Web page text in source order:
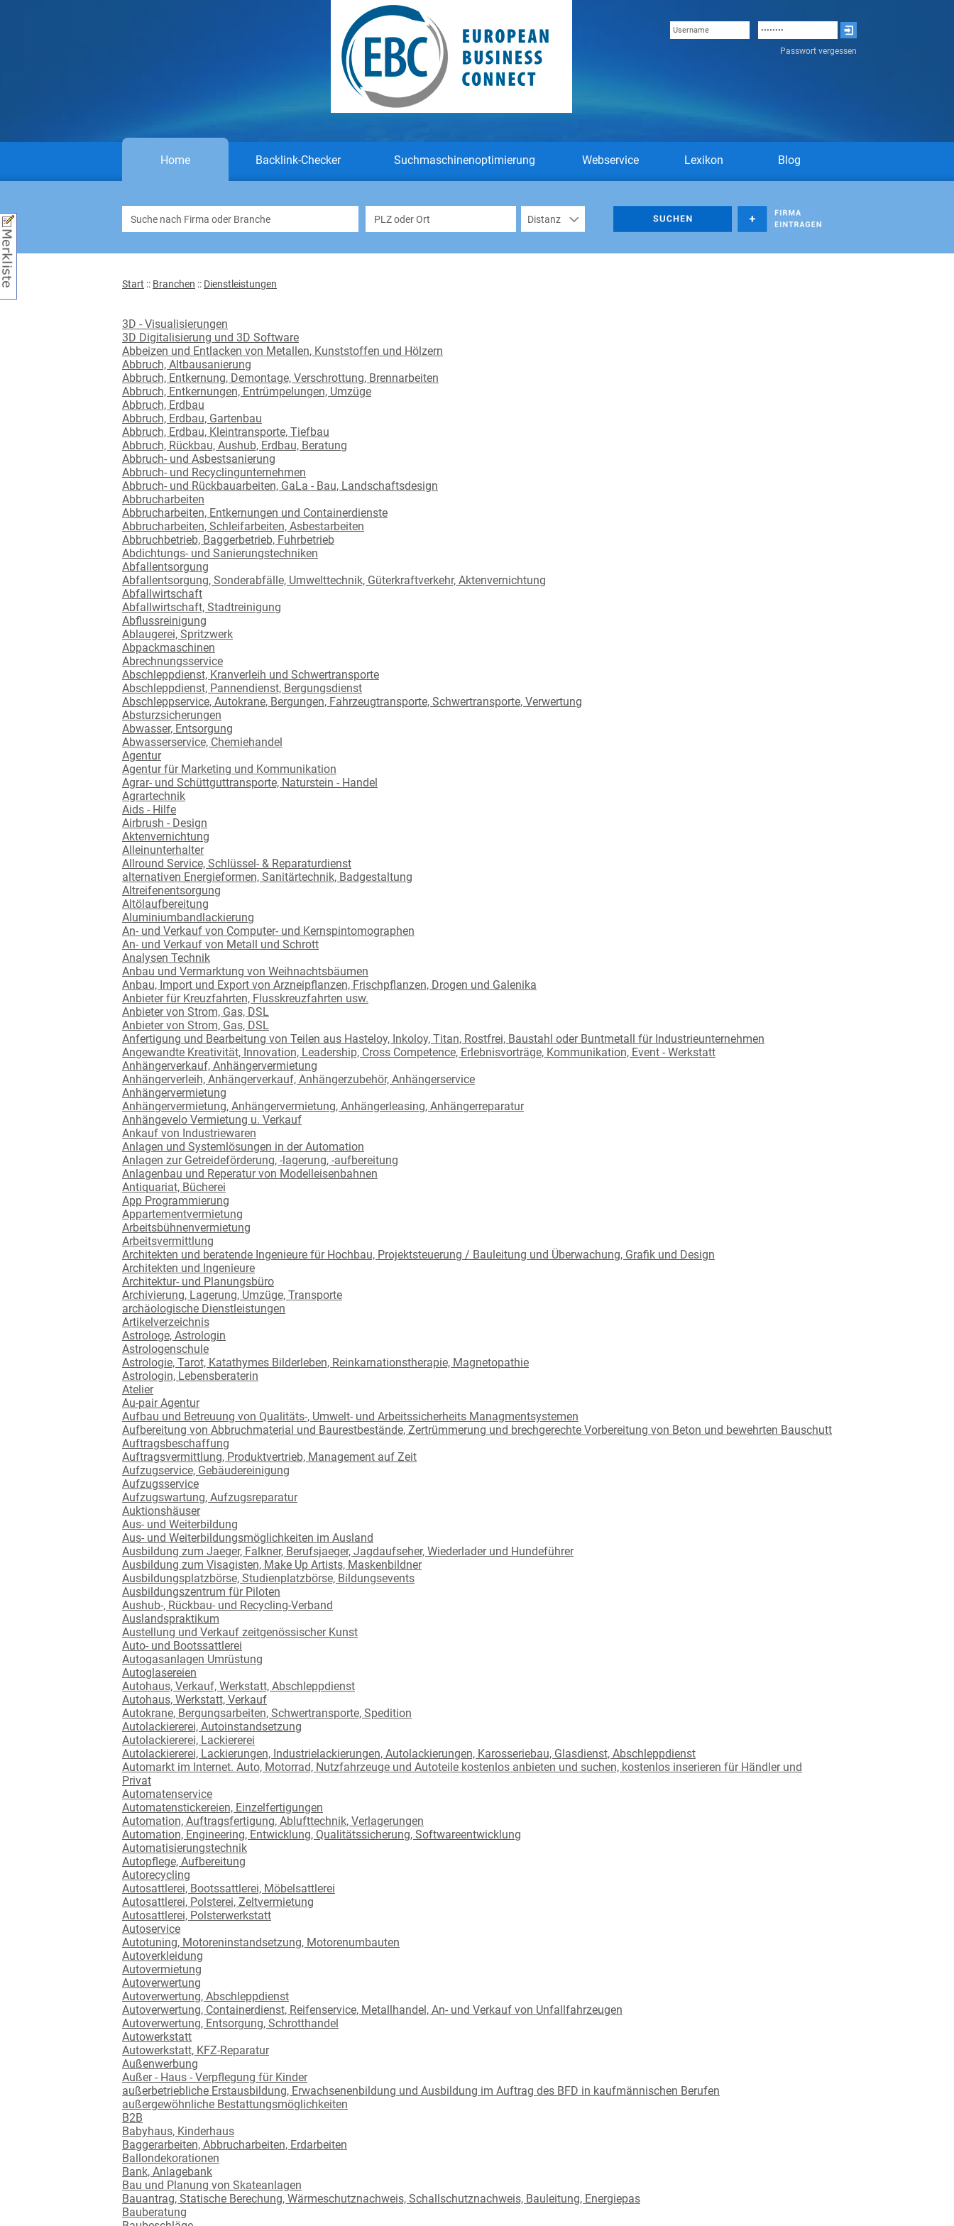
Passwort vergessen
Home Backlink-Checker Suchmaschinenoptimierung Webservice Lexikon Blog
Start :: Branchen :: Dienstleistungen
3D - Visualisierungen
3D Digitalisierung und 3D Software
Abbeizen und Entlacken von Metallen, Kunststoffen und Hölzern
Abbruch, Altbausanierung
Abbruch, Entkernung, Demontage, Verschrottung, Brennarbeiten
Abbruch, Entkernungen, Entrümpelungen, Umzüge
Abbruch, Erdbau
Abbruch, Erdbau, Gartenbau
Abbruch, Erdbau, Kleintransporte, Tiefbau
Abbruch, Rückbau, Aushub, Erdbau, Beratung
Abbruch- und Asbestsanierung
Abbruch- und Recyclingunternehmen
Abbruch- und Rückbauarbeiten, GaLa - Bau, Landschaftsdesign
Abbrucharbeiten
Abbrucharbeiten, Entkernungen und Containerdienste
Abbrucharbeiten, Schleifarbeiten, Asbestarbeiten
Abbruchbetrieb, Baggerbetrieb, Fuhrbetrieb
Abdichtungs- und Sanierungstechniken
Abfallentsorgung
Abfallentsorgung, Sonderabfälle, Umwelttechnik, Güterkraftverkehr, Aktenvernichtung
Abfallwirtschaft
Abfallwirtschaft, Stadtreinigung
Abflussreinigung
Ablaugerei, Spritzwerk
Abpackmaschinen
Abrechnungsservice
Abschleppdienst, Kranverleih und Schwertransporte
Abschleppdienst, Pannendienst, Bergungsdienst
Abschleppservice, Autokrane, Bergungen, Fahrzeugtransporte, Schwertransporte, Verwertung
Absturzsicherungen
Abwasser, Entsorgung
Abwasserservice, Chemiehandel
Agentur
Agentur für Marketing und Kommunikation
Agrar- und Schüttguttransporte, Naturstein - Handel
Agrartechnik
Aids - Hilfe
Airbrush - Design
Aktenvernichtung
Alleinunterhalter
Allround Service, Schlüssel- & Reparaturdienst
alternativen Energieformen, Sanitärtechnik, Badgestaltung
Altreifenentsorgung
Altölaufbereitung
Aluminiumbandlackierung
An- und Verkauf von Computer- und Kernspintomographen
An- und Verkauf von Metall und Schrott
Analysen Technik
Anbau und Vermarktung von Weihnachtsbäumen
Anbau, Import und Export von Arzneipflanzen, Frischpflanzen, Drogen und Galenika
Anbieter für Kreuzfahrten, Flusskreuzfahrten usw.
Anbieter von Strom, Gas, DSL
Anbieter von Strom, Gas, DSL
Anfertigung und Bearbeitung von Teilen aus Hasteloy, Inkoloy, Titan, Rostfrei, Baustahl oder Buntmetall für Industrieunternehmen
Angewandte Kreativität, Innovation, Leadership, Cross Competence, Erlebnisvorträge, Kommunikation, Event - Werkstatt
Anhängerverkauf, Anhängervermietung
Anhängerverleih, Anhängerverkauf, Anhängerzubehör, Anhängerservice
Anhängervermietung
Anhängervermietung, Anhängervermietung, Anhängerleasing, Anhängerreparatur
Anhängevelo Vermietung u. Verkauf
Ankauf von Industriewaren
Anlagen und Systemlösungen in der Automation
Anlagen zur Getreideförderung, -lagerung, -aufbereitung
Anlagenbau und Reperatur von Modelleisenbahnen
Antiquariat, Bücherei
App Programmierung
Appartementvermietung
Arbeitsbühnenvermietung
Arbeitsvermittlung
Architekten und beratende Ingenieure für Hochbau, Projektsteuerung / Bauleitung und Überwachung, Grafik und Design
Architekten und Ingenieure
Architektur- und Planungsbüro
Archivierung, Lagerung, Umzüge, Transporte
archäologische Dienstleistungen
Artikelverzeichnis
Astrologe, Astrologin
Astrologenschule
Astrologie, Tarot, Katathymes Bilderleben, Reinkarnationstherapie, Magnetopathie
Astrologin, Lebensberaterin
Atelier
Au-pair Agentur
Aufbau und Betreuung von Qualitäts-, Umwelt- und Arbeitssicherheits Managmentsystemen
Aufbereitung von Abbruchmaterial und Baurestbestände, Zertrümmerung und brechgerechte Vorbereitung von Beton und bewehrten Bauschutt
Auftragsbeschaffung
Auftragsvermittlung, Produktvertrieb, Management auf Zeit
Aufzugservice, Gebäudereinigung
Aufzugsservice
Aufzugswartung, Aufzugsreparatur
Auktionshäuser
Aus- und Weiterbildung
Aus- und Weiterbildungsmöglichkeiten im Ausland
Ausbildung zum Jaeger, Falkner, Berufsjaeger, Jagdaufseher, Wiederlader und Hundeführer
Ausbildung zum Visagisten, Make Up Artists, Maskenbildner
Ausbildungsplatzbörse, Studienplatzbörse, Bildungsevents
Ausbildungszentrum für Piloten
Aushub-, Rückbau- und Recycling-Verband
Auslandspraktikum
Austellung und Verkauf zeitgenössischer Kunst
Auto- und Bootssattlerei
Autogasanlagen Umrüstung
Autoglasereien
Autohaus, Verkauf, Werkstatt, Abschleppdienst
Autohaus, Werkstatt, Verkauf
Autokrane, Bergungsarbeiten, Schwertransporte, Spedition
Autolackiererei, Autoinstandsetzung
Autolackiererei, Lackiererei
Autolackiererei, Lackierungen, Industrielackierungen, Autolackierungen, Karosseriebau, Glasdienst, Abschleppdienst
Automarkt im Internet. Auto, Motorrad, Nutzfahrzeuge und Autoteile kostenlos anbieten und suchen, kostenlos inserieren für Händler und
Privat
Automatenservice
Automatenstickereien, Einzelfertigungen
Automation, Auftragsfertigung, Ablufttechnik, Verlagerungen
Automation, Engineering, Entwicklung, Qualitätssicherung, Softwareentwicklung
Automatisierungstechnik
Autopflege, Aufbereitung
Autorecycling
Autosattlerei, Bootssattlerei, Möbelsattlerei
Autosattlerei, Polsterei, Zeltvermietung
Autosattlerei, Polsterwerkstatt
Autoservice
Autotuning, Motoreninstandsetzung, Motorenumbauten
Autoverkleidung
Autovermietung
Autoverwertung
Autoverwertung, Abschleppdienst
Autoverwertung, Containerdienst, Reifenservice, Metallhandel, An- und Verkauf von Unfallfahrzeugen
Autoverwertung, Entsorgung, Schrotthandel
Autowerkstatt
Autowerkstatt, KFZ-Reparatur
Außenwerbung
Außer - Haus - Verpflegung für Kinder
außerbetriebliche Erstausbildung, Erwachsenenbildung und Ausbildung im Auftrag des BFD in kaufmännischen Berufen
außergewöhnliche Bestattungsmöglichkeiten
B2B
Babyhaus, Kinderhaus
Baggerarbeiten, Abbrucharbeiten, Erdarbeiten
Ballondekorationen
Bank, Anlagebank
Bau und Planung von Skateanlagen
Bauantrag, Statische Berechung, Wärmeschutznachweis, Schallschutznachweis, Bauleitung, Energiepas
Bauberatung